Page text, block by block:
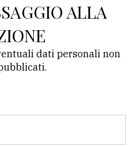
ALLA
dati personali non